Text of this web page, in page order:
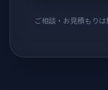
ご相談・お見積もり